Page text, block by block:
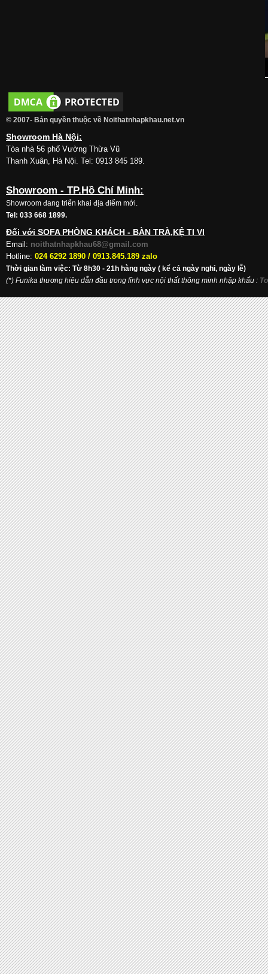
© 2007- Bản quyền thuộc về Noithatnhapkhau.net.vn
Showroom Hà Nội:
Tòa nhà 56 phố Vường Thừa Vũ
Thanh Xuân, Hà Nội. Tel: 0913 845 189.
Showroom - TP.Hồ Chí Minh:
Showroom đang triển khai địa điểm mới.
Tel: 033 668 1899.
Đối với SOFA PHÒNG KHÁCH - BÀN TRÀ,KỆ TI VI
Email: noithatnhapkhau68@gmail.com
Hotline: 024 6292 1890 / 0913.845.189 zalo
Thời gian làm việc: Từ 8h30 - 21h hàng ngày ( kể cả ngày nghỉ, ngày lễ)
(*) Funika thương hiệu dẫn đầu trong lĩnh vực nội thất thông minh nhập khẩu :